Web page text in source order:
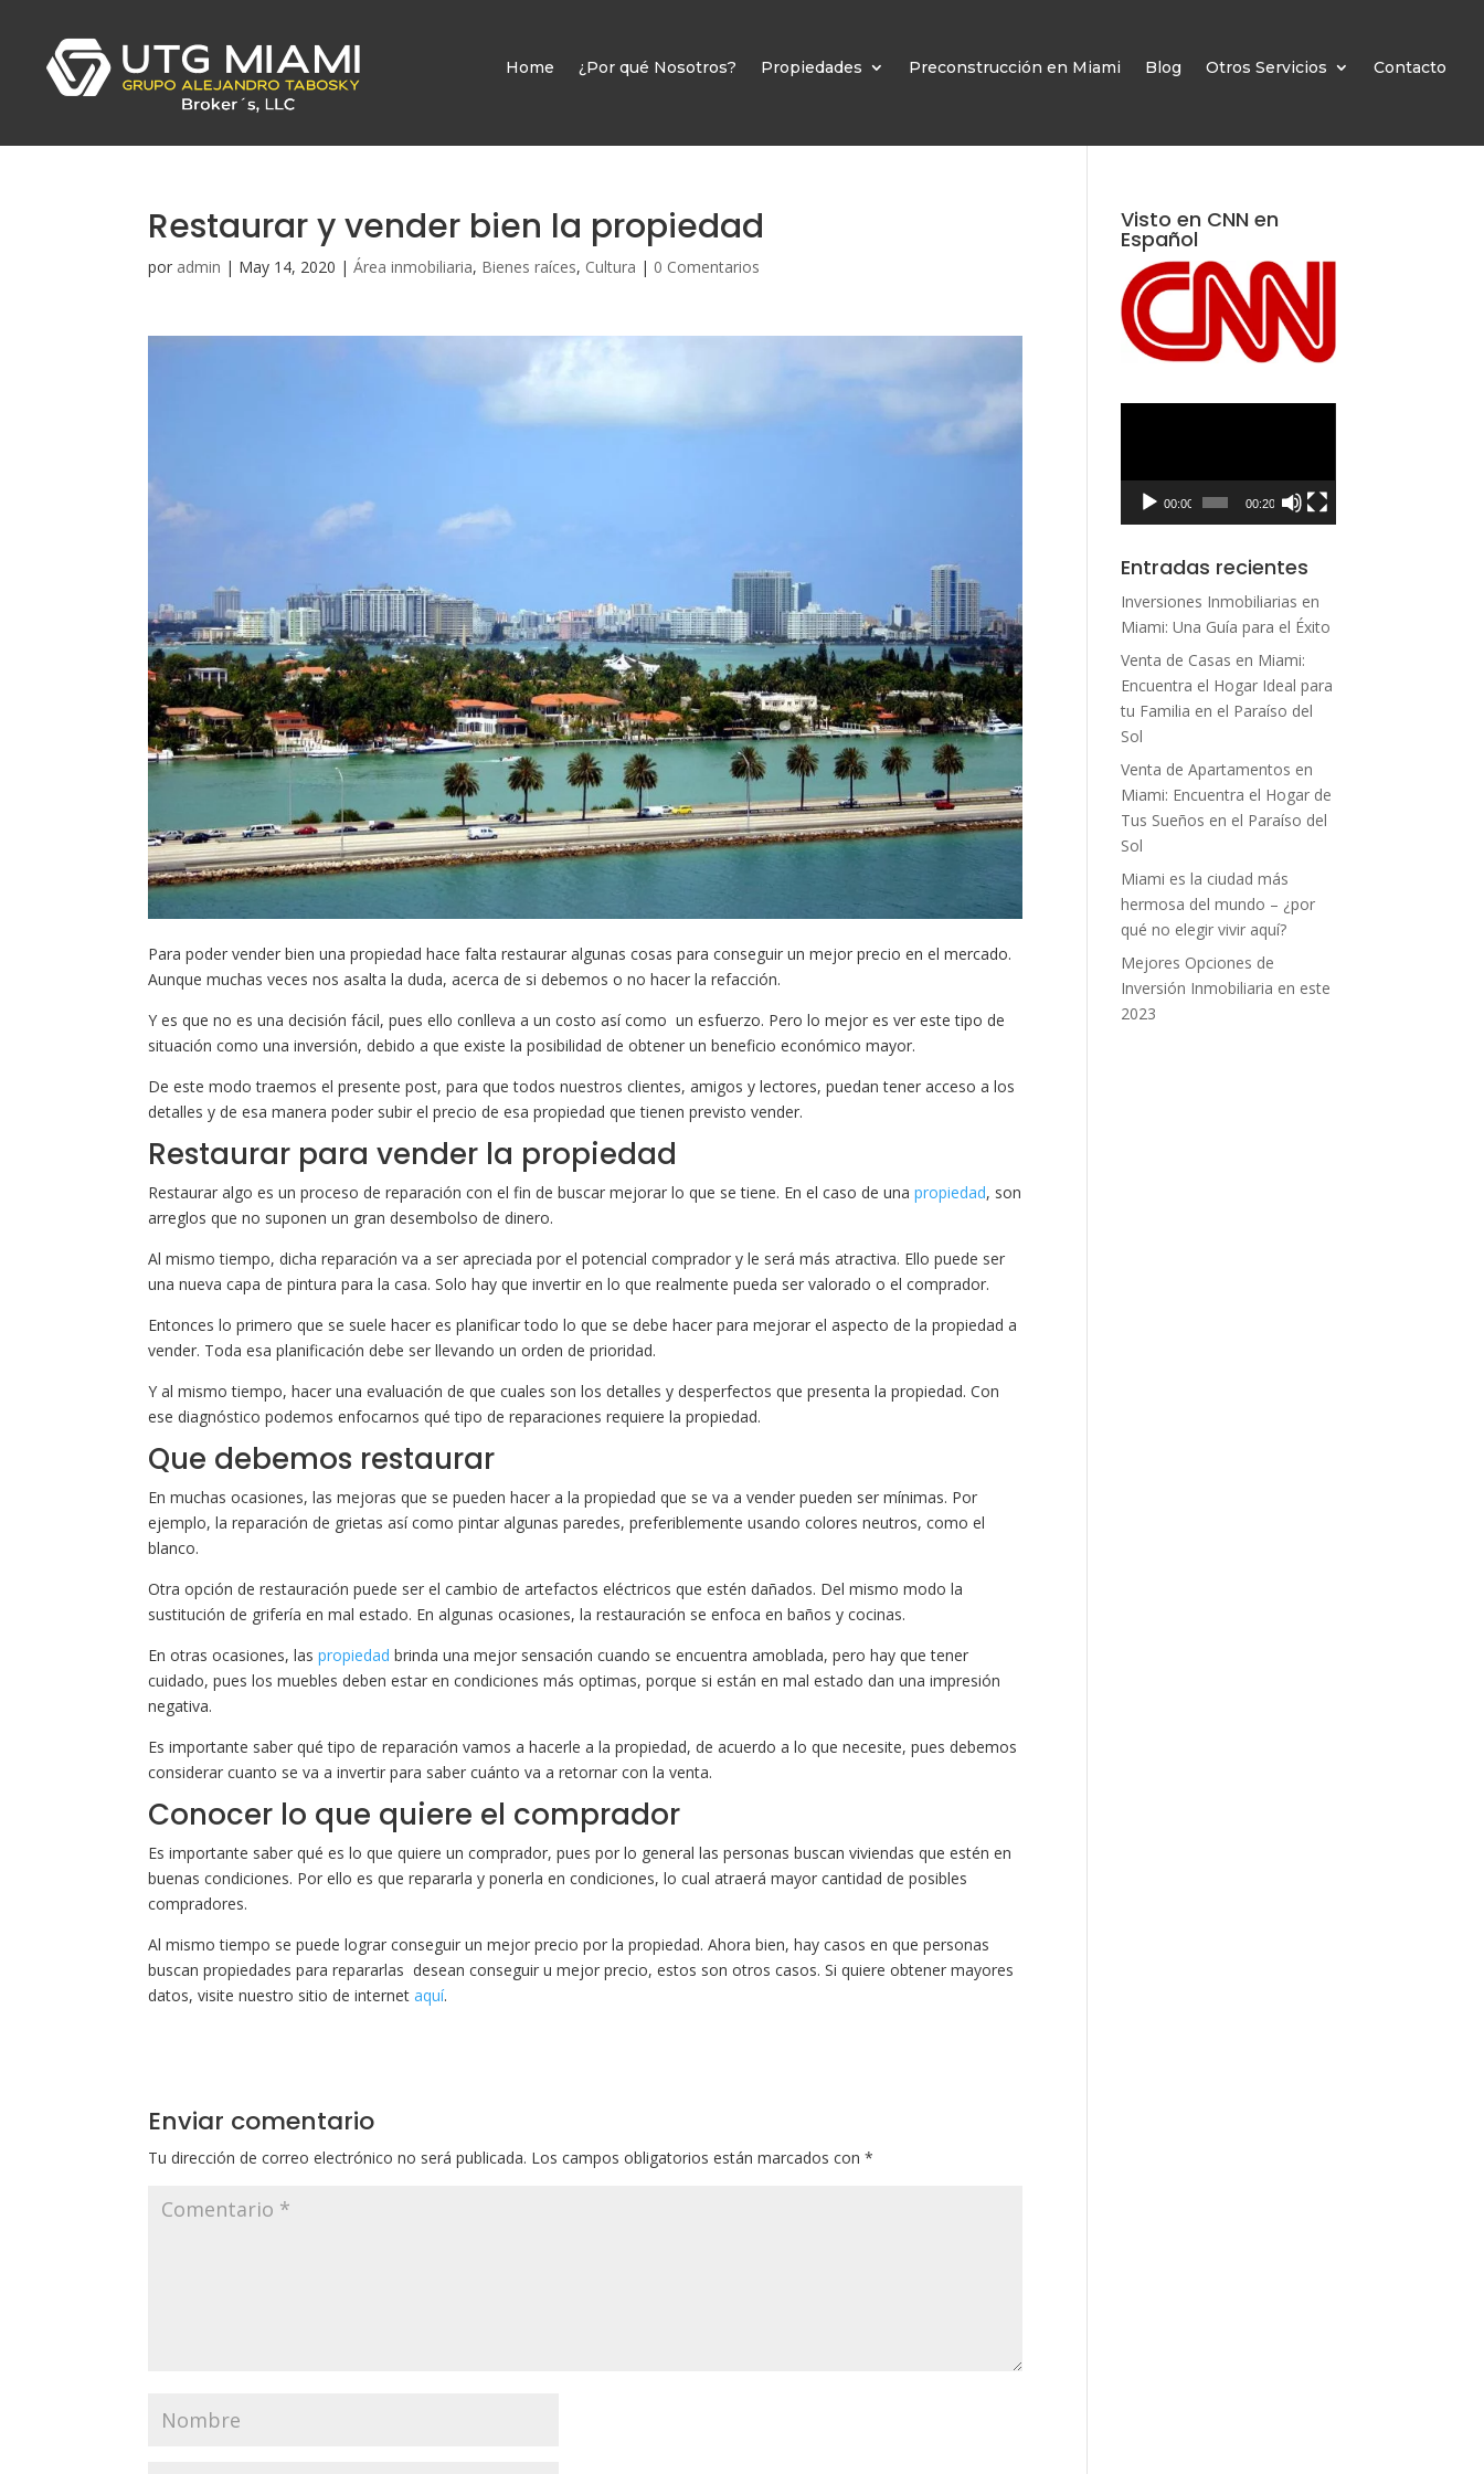
Home ¿Por qué Nosotros? Propiedades Preconstrucción en Miami Blog Otros Servicios Contacto
Restaurar y vender bien la propiedad
por admin | May 14, 2020 |Área inmobiliaria, Bienes raíces, Cultura | 0 Comentarios
Para poder vender bien una propiedad hace falta restaurar algunas cosas para conseguir un mejor precio en el mercado.
Aunque muchas veces nos asalta la duda, acerca de si debemos o no hacer la refacción.
Y es que no es una decisión fácil, pues ello conlleva a un costo así como un esfuerzo. Pero lo mejor es ver este tipo de
situación como una inversión, debido a que existe la posibilidad de obtener un beneficio económico mayor.
De este modo traemos el presente post, para que todos nuestros clientes, amigos y lectores, puedan tener acceso a los
detalles y de esa manera poder subir el precio de esa propiedad que tienen previsto vender.
Restaurar para vender la propiedad
Restaurar algo es un proceso de reparación con el fin de buscar mejorar lo que se tiene. En el caso de unapropiedad, son
arreglos que no suponen un gran desembolso de dinero.
Al mismo tiempo, dicha reparación va a ser apreciada por el potencial comprador y le será más atractiva. Ello puede ser
una nueva capa de pintura para la casa. Solo hay que invertir en lo que realmente pueda ser valorado o el comprador.
Entonces lo primero que se suele hacer es planificar todo lo que se debe hacer para mejorar el aspecto de la propiedad a
vender. Toda esa planificación debe ser llevando un orden de prioridad.
Y al mismo tiempo, hacer una evaluación de que cuales son los detalles y desperfectos que presenta la propiedad. Con
ese diagnóstico podemos enfocarnos qué tipo de reparaciones requiere la propiedad.
Que debemos restaurar
En muchas ocasiones, las mejoras que se pueden hacer a la propiedad que se va a vender pueden ser mínimas. Por
ejemplo, la reparación de grietas así como pintar algunas paredes, preferiblemente usando colores neutros, como el
blanco.
Otra opción de restauración puede ser el cambio de artefactos eléctricos que estén dañados. Del mismo modo la
sustitución de grifería en mal estado. En algunas ocasiones, la restauración se enfoca en baños y cocinas.
En otras ocasiones, laspropiedad brinda una mejor sensación cuando se encuentra amoblada, pero hay que tener
cuidado, pues los muebles deben estar en condiciones más optimas, porque si están en mal estado dan una impresión
negativa.
Es importante saber qué tipo de reparación vamos a hacerle a la propiedad, de acuerdo a lo que necesite, pues debemos
considerar cuanto se va a invertir para saber cuánto va a retornar con la venta.
Conocer lo que quiere el comprador
Es importante saber qué es lo que quiere un comprador, pues por lo general las personas buscan viviendas que estén en
buenas condiciones. Por ello es que repararla y ponerla en condiciones, lo cual atraerá mayor cantidad de posibles
compradores.
Al mismo tiempo se puede lograr conseguir un mejor precio por la propiedad. Ahora bien, hay casos en que personas
buscan propiedades para repararlas desean conseguir u mejor precio, estos son otros casos. Si quiere obtener mayores
datos, visite nuestro sitio de internetaquí.
Enviar comentario
Tu dirección de correo electrónico no será publicada. Los campos obligatorios están marcados con*
Visto en CNN en
Español
00:00 00:20
Entradas recientes
Inversiones Inmobiliarias en
Miami: Una Guía para el Éxito
Venta de Casas en Miami:
Encuentra el Hogar Ideal para
tu Familia en el Paraíso del
Sol
Venta de Apartamentos en
Miami: Encuentra el Hogar de
Tus Sueños en el Paraíso del
Sol
Miami es la ciudad más
hermosa del mundo – ¿por
qué no elegir vivir aquí?
Mejores Opciones de
Inversión Inmobiliaria en este
2023